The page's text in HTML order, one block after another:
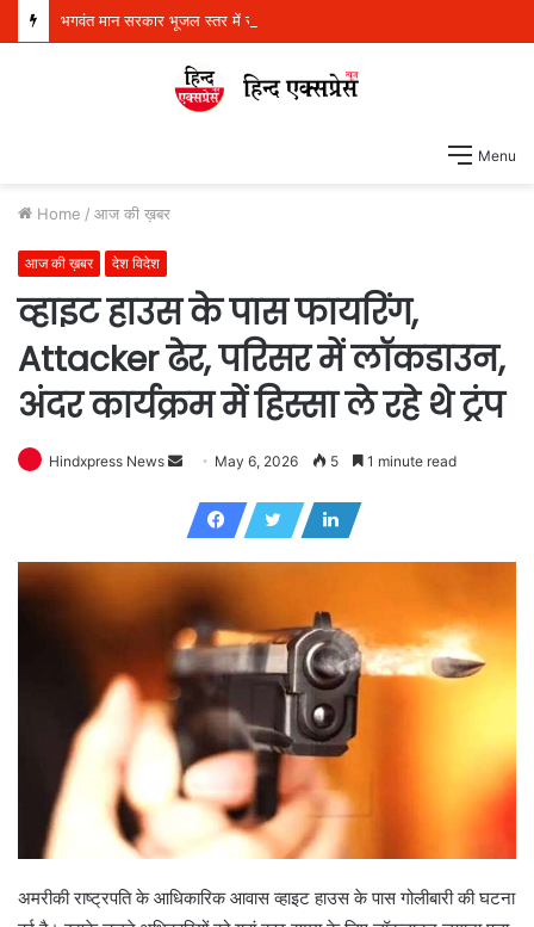
Menu
Home / आज की ख़बर
आज की ख़बर देश विदेश
व्हाइट हाउस के पास फायरिंग,
Attacker ढेर, परिसर में लॉकडाउन,
अंदर कार्यक्रम में हिस्सा ले रहे थे ट्रंप
Hindxpress News
a
n
e
m
May 6, 2026 5 1 minute read
अमरीकी राष्ट्रपति के आधिकारिक आवास व्हाइट हाउस के पास गोलीबारी की घटना